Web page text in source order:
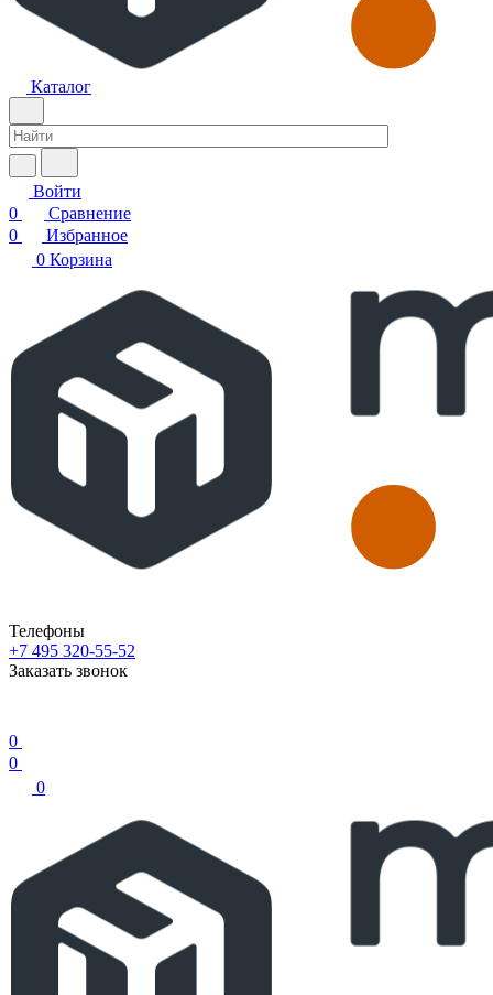
Каталог
Войти
0
Сравнение
0
Избранное
0 Корзина
Телефоны
+7 495 320-55-52
Заказать звонок
0
0
0